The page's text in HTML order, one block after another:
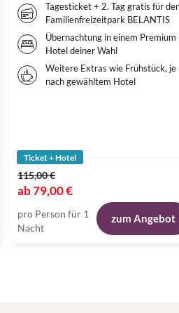
Tagesticket + 2. Tag gratis für
Familienfreizeitpark BELANTIS
Übernachtung in einem Premium
Hotel deiner Wahl
Weitere Extras wie Frühstück, je
nach gewähltem Hotel
Ticket + Hotel
115,00 €
ab79,00 €
pro Person für 1
Nacht
zum Angebot